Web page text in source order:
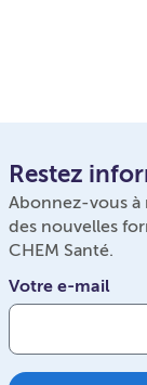
Restez
Abonnez-vous
des nouvelles
CHEM Santé.
Votre e-mail